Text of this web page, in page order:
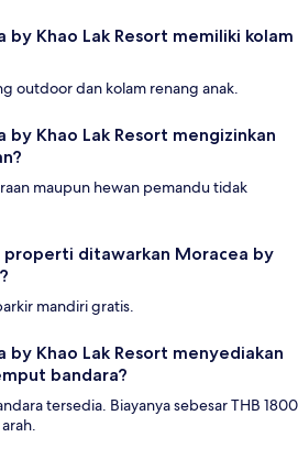
by Khao Lak Resort memiliki kolam
outdoor dan kolam renang anak.
by Khao Lak Resort mengizinkan
maupun hewan pemandu tidak
properti ditawarkan Moracea by
mandiri gratis.
by Khao Lak Resort menyediakan
bandara?
tersedia. Biayanya sebesar THB 1800